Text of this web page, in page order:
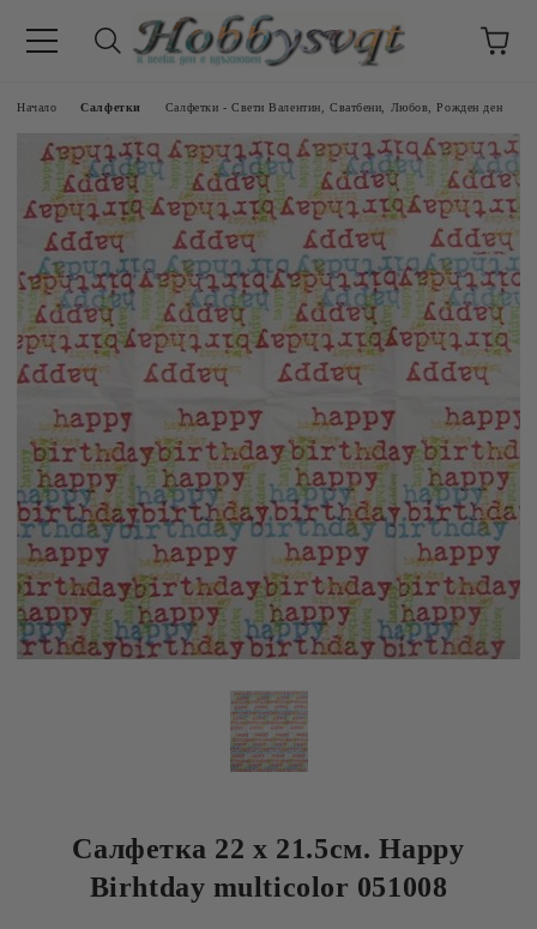
Начало Салфетки Салфетки - Свети Валентин, Сватбени, Любов, Рожден ден
Салфетка 22 х 21.5см. Happy
Birhtday multicolor 051008